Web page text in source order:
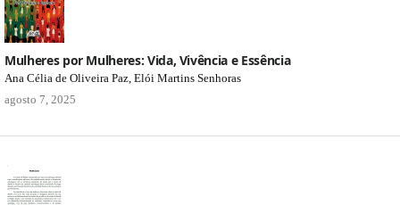
Mulheres por Mulheres: Vida, Vivência e Essência
Ana Célia de Oliveira Paz, Elói Martins Senhoras
agosto 7, 2025